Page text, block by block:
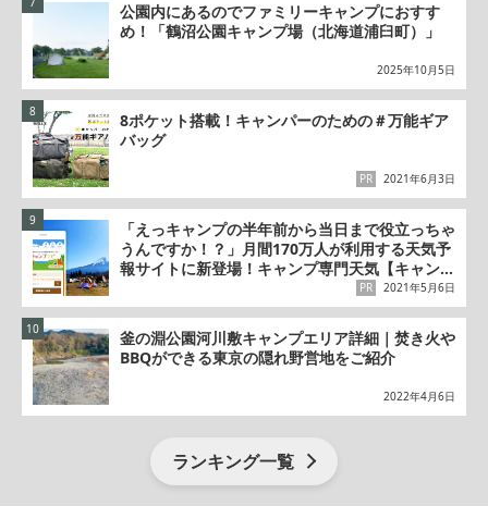
公園内にあるのでファミリーキャンプにおすす
め！「鶴沼公園キャンプ場（北海道浦臼町）」
2025年10月5日
8ポケット搭載！キャンパーのための＃万能ギア
バッグ
2021年6月3日
PR
「えっキャンプの半年前から当日まで役立っちゃ
うんですか！？」月間170万人が利用する天気予
報サイトに新登場！キャンプ専門天気【キャンプ
2021年5月6日
PR
釜の淵公園河川敷キャンプエリア詳細｜焚き火や
BBQができる東京の隠れ野営地をご紹介
2022年4月6日
ランキング一覧